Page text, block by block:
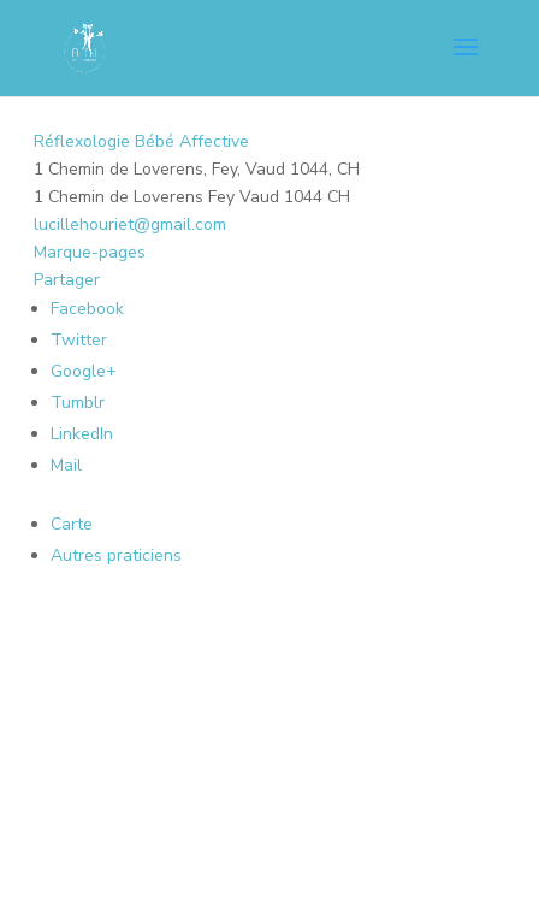
Réflexologie Bébé Affective
1 Chemin de Loverens, Fey, Vaud 1044, CH
1 Chemin de Loverens Fey Vaud 1044 CH
lucillehouriet@gmail.com
Marque-pages
Partager
Facebook
Twitter
Google+
Tumblr
LinkedIn
Mail
Carte
Autres praticiens